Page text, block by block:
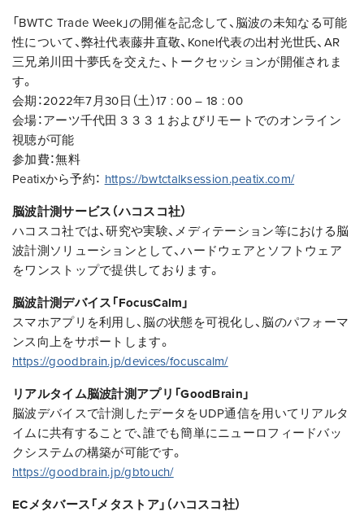
「BWTC Trade Week」の開催を記念して、脳波の未知なる可能
性について、弊社代表藤井直敬、Konel代表の出村光世氏、AR
三兄弟川田十夢氏を交えた、トークセッションが開催されま
す。
会期：2022年7⽉30⽇（土）17 : 00 – 18 : 00
会場：アーツ千代田３３３１およびリモートでのオンライン
視聴が可能
参加費：無料
Peatixから予約： https://bwtctalksession.peatix.com/
脳波計測サービス（ハコスコ社）
ハコスコ社では、研究や実験、メディテーション等における脳
波計測ソリューションとして、ハードウェアとソフトウェア
をワンストップで提供しております。
脳波計測デバイス「FocusCalm」
スマホアプリを利用し、脳の状態を可視化し、脳のパフォーマ
ンス向上をサポートします。
https://goodbrain.jp/devices/focuscalm/
リアルタイム脳波計測アプリ「GoodBrain」
脳波デバイスで計測したデータをUDP通信を用いてリアルタ
イムに共有することで、誰でも簡単にニューロフィードバッ
クシステムの構築が可能です。
https://goodbrain.jp/gbtouch/
ECメタバース「メタストア」（ハコスコ社）